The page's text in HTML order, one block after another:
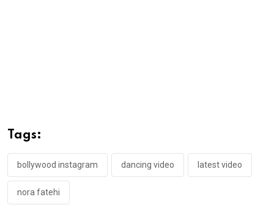
Tags:
bollywood instagram dancing video latest video
nora fatehi